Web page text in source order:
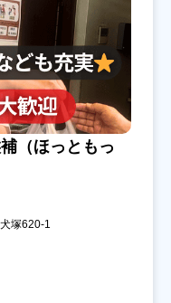
（ほっともっ
塚620-1